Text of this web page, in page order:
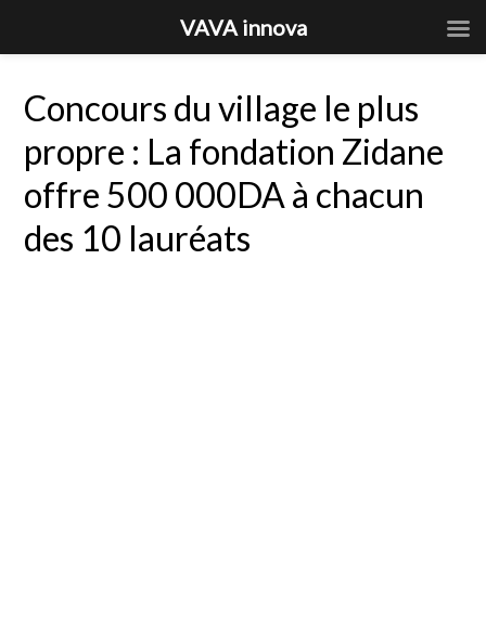
Concours du village le plus
propre : La fondation Zidane
offre 500 000DA à chacun
des 10 lauréats
VAVA innova